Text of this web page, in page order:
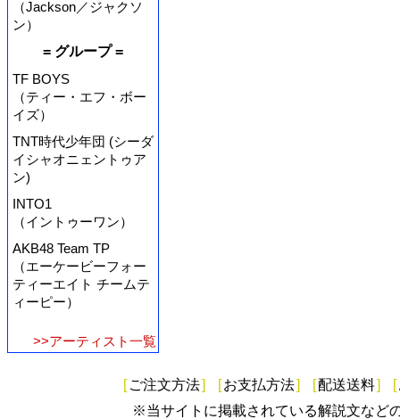
（Jackson／ジャクソ
ン）
= グループ =
TF BOYS
（ティー・エフ・ボー
イズ）
TNT時代少年団 (シーダ
イシャオニェントゥア
ン)
INTO1
（イントゥーワン）
AKB48 Team TP
（エーケービーフォー
ティーエイト チームテ
ィーピー）
>>アーティスト一覧
[ ご注文方法] [お支払方法] [配送送料] [
※当サイトに掲載されている解説文など